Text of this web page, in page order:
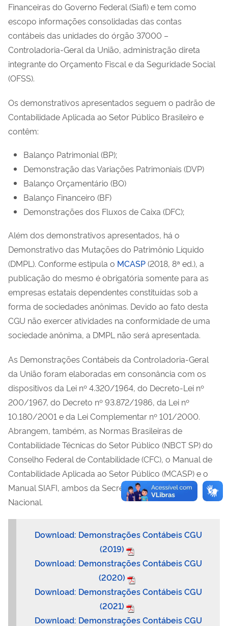
Financeiras do Governo Federal (Siafi) e tem como
escopo informações consolidadas das contas
contábeis das unidades do órgão 37000 –
Controladoria-Geral da União, administração direta
integrante do Orçamento Fiscal e da Seguridade Social
(OFSS).
Os demonstrativos apresentados seguem o padrão de
Contabilidade Aplicada ao Setor Público Brasileiro e
contêm:
Balanço Patrimonial (BP);
Demonstração das Variações Patrimoniais (DVP)
Balanço Orçamentário (BO)
Balanço Financeiro (BF)
Demonstrações dos Fluxos de Caixa (DFC);
Além dos demonstrativos apresentados, há o
Demonstrativo das Mutações do Patrimônio Líquido
(DMPL). Conforme estipula o MCASP(2018, 8ª ed.), a
publicação do mesmo é obrigatória somente para as
empresas estatais dependentes constituídas sob a
forma de sociedades anônimas. Devido ao fato desta
CGU não exercer atividades na conformidade de uma
sociedade anônima, a DMPL não será apresentada.
As Demonstrações Contábeis da Controladoria-Geral
da União foram elaboradas em consonância com os
dispositivos da Lei nº 4.320/1964, do Decreto-Lei nº
200/1967, do Decreto nº 93.872/1986, da Lei nº
10.180/2001 e da Lei Complementar nº 101/2000.
Abrangem, também, as Normas Brasileiras de
Contabilidade Técnicas do Setor Público (NBCT SP) do
Conselho Federal de Contabilidade (CFC), o Manual de
Contabilidade Aplicada ao Setor Público (MCASP) e o
Manual SIAFI, ambos da Secretaria do Tesouro
Nacional.
Download: Demonstrações Contábeis CGU
(2019)
Download: Demonstrações Contábeis CGU
(2020)
Download: Demonstrações Contábeis CGU
(2021)
Download: Demonstrações Contábeis CGU